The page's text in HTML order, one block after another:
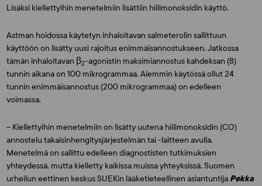
Lisäksi kiellettyihin menetelmiin lisättiin hiilimonoksidin käyttö.
Astman hoidossa käytetyn inhaloitavan salmeterolin sallittuun
käyttöön on lisätty uusi rajoitus enimmäisannostukseen. Jatkossa
tämän inhaloitavan β2-agonistin maksimiannostus kahdeksan (8)
tunnin aikana on 100 mikrogrammaa. Aiemmin käytössä ollut 24
tunnin enimmäisannostus (200 mikrogrammaa) on edelleen
voimassa.
– Kiellettyihin menetelmiin on lisätty uutena hiilimonoksidin (CO)
annostelu takaisinhengitysjärjestelmän tai -laitteen avulla.
Menetelmä on sallittu edelleen diagnostisten tutkimuksien
yhteydessä, mutta kielletty kaikissa muissa yhteyksissä, Suomen
urheilun eettinen keskus SUEKin lääketieteellinen asiantuntija Pekka